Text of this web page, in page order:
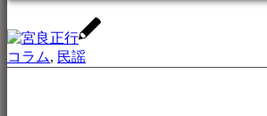
コラム, 民謡